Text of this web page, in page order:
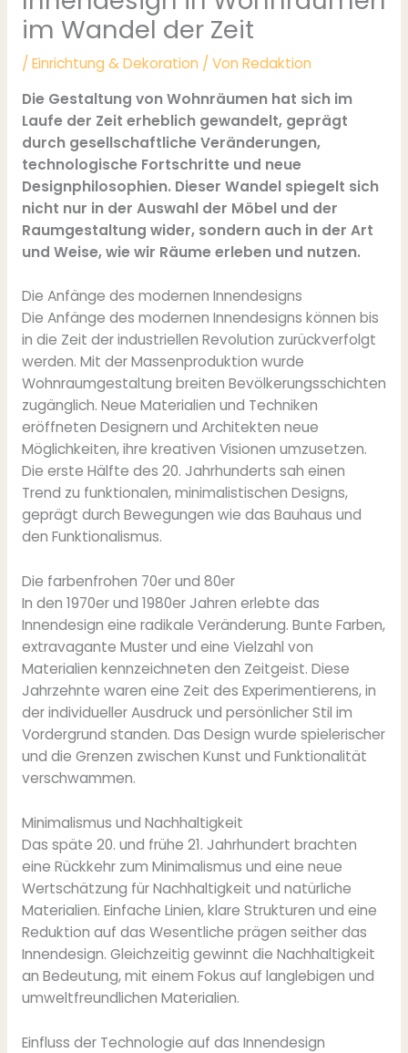
im Wandel der Zeit
/ Einrichtung & Dekoration / Von Redaktion
Die Gestaltung von Wohnräumen hat sich im
Laufe der Zeit erheblich gewandelt, geprägt
durch gesellschaftliche Veränderungen,
technologische Fortschritte und neue
Designphilosophien. Dieser Wandel spiegelt sich
nicht nur in der Auswahl der Möbel und der
Raumgestaltung wider, sondern auch in der Art
und Weise, wie wir Räume erleben und nutzen.
Die Anfänge des modernen Innendesigns
Die Anfänge des modernen Innendesigns können bis
in die Zeit der industriellen Revolution zurückverfolgt
werden. Mit der Massenproduktion wurde
Wohnraumgestaltung breiten Bevölkerungsschichten
zugänglich. Neue Materialien und Techniken
eröffneten Designern und Architekten neue
Möglichkeiten, ihre kreativen Visionen umzusetzen.
Die erste Hälfte des 20. Jahrhunderts sah einen
Trend zu funktionalen, minimalistischen Designs,
geprägt durch Bewegungen wie das Bauhaus und
den Funktionalismus.
Die farbenfrohen 70er und 80er
In den 1970er und 1980er Jahren erlebte das
Innendesign eine radikale Veränderung. Bunte Farben,
extravagante Muster und eine Vielzahl von
Materialien kennzeichneten den Zeitgeist. Diese
Jahrzehnte waren eine Zeit des Experimentierens, in
der individueller Ausdruck und persönlicher Stil im
Vordergrund standen. Das Design wurde spielerischer
und die Grenzen zwischen Kunst und Funktionalität
verschwammen.
Minimalismus und Nachhaltigkeit
Das späte 20. und frühe 21. Jahrhundert brachten
eine Rückkehr zum Minimalismus und eine neue
Wertschätzung für Nachhaltigkeit und natürliche
Materialien. Einfache Linien, klare Strukturen und eine
Reduktion auf das Wesentliche prägen seither das
Innendesign. Gleichzeitig gewinnt die Nachhaltigkeit
an Bedeutung, mit einem Fokus auf langlebigen und
umweltfreundlichen Materialien.
Einfluss der Technologie auf das Innendesign